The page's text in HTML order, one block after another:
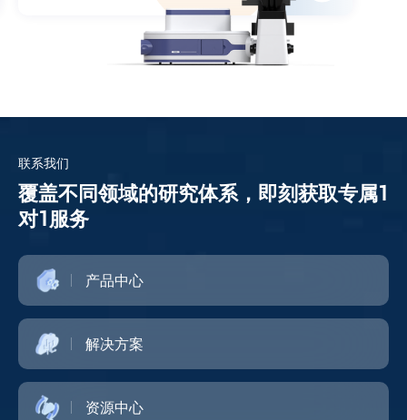
联系我们
覆盖不同领域的研究体系，即刻获取专属1
对1服务
产品中心
解决方案
资源中心